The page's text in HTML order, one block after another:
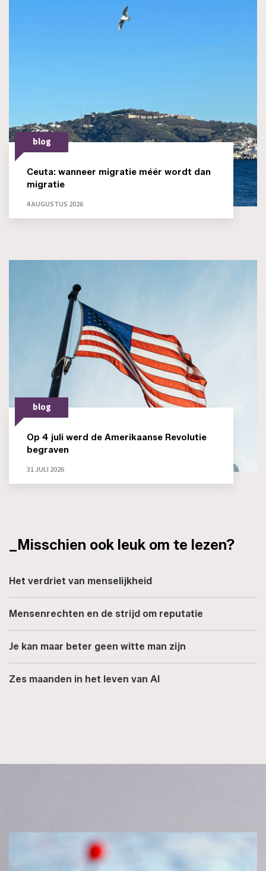
blog
Ceuta: wanneer migratie méér wordt dan
migratie
4 AUGUSTUS 2026
blog
Op 4 juli werd de Amerikaanse Revolutie
begraven
31 JULI 2026
_Misschien ook leuk om te lezen?
Het verdriet van menselijkheid
Mensenrechten en de strijd om reputatie
Je kan maar beter geen witte man zijn
Zes maanden in het leven van AI